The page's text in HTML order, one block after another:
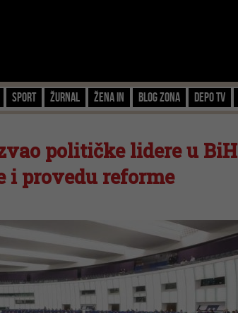
Sport Žurnal Žena IN Blog zona Depo TV
političke lidere u BiH
i provedu reforme